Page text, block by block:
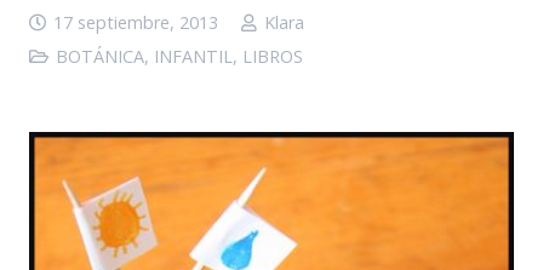
17 septiembre, 2013
Klara
BOTÁNICA, INFANTIL, LIBROS